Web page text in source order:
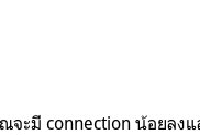
ะมี connection น้อยลงแ